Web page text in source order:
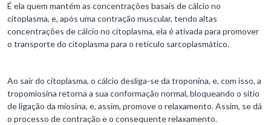
É ela quem mantém as concentrações basais de cálcio no
citoplasma, e, após uma contração muscular, tendo altas
concentrações de cálcio no citoplasma, ela é ativada para promover
o transporte do citoplasma para o retículo sarcoplasmático.
Ao sair do citoplasma, o cálcio desliga-se da troponina, e, com isso, a
tropomiosina retorna a sua conformação normal, bloqueando o sítio
de ligação da miosina, e, assim, promove o relaxamento. Assim, se dá
o processo de contração e o consequente relaxamento.